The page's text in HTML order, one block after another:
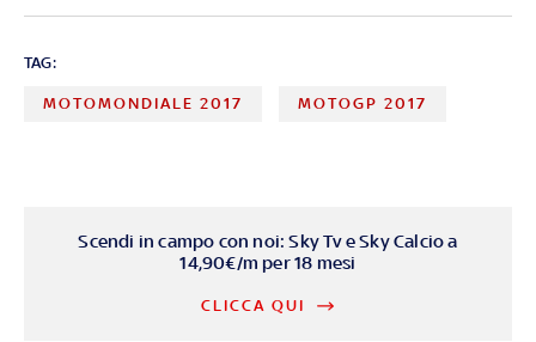
TAG:
MOTOMONDIALE 2017 MOTOGP 2017
Scendi in campo con noi: Sky Tv e Sky Calcio a
14,90€/m per 18 mesi
CLICCA QUI